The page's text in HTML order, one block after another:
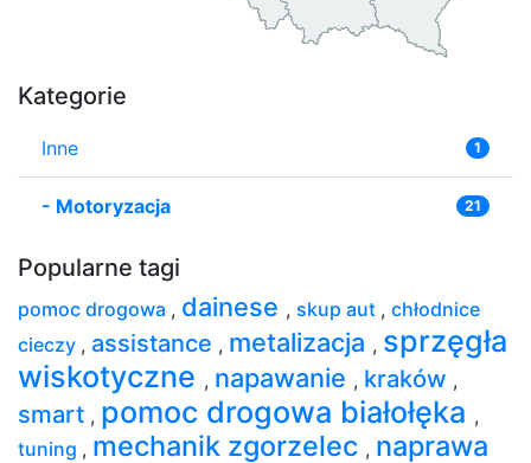
Kategorie
Inne 1
- Motoryzacja 21
Popularne tagi
pomoc drogowa , dainese , skup aut , chłodnice
cieczy , assistance , metalizacja , sprzęgła
wiskotyczne , napawanie , kraków ,
smart , pomoc drogowa białołęka ,
tuning , mechanik zgorzelec , naprawa